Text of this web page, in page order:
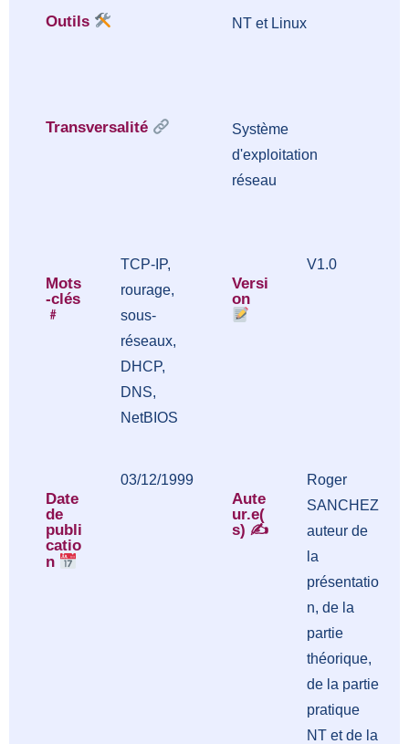
Outils NT et Linux
Transversalité
Système
d'exploitation
réseau
Mots
-clés
﹟
TCP-IP,
rourage,
sous-
réseaux,
DHCP,
DNS,
NetBIOS
Versi
on
V1.0
Date
de
publi
catio
n
03/12/1999
Aute
ur.e(
s) ✍️
Roger
SANCHEZ
auteur de
la
présentatio
n, de la
partie
théorique,
de la partie
pratique
NT et de la